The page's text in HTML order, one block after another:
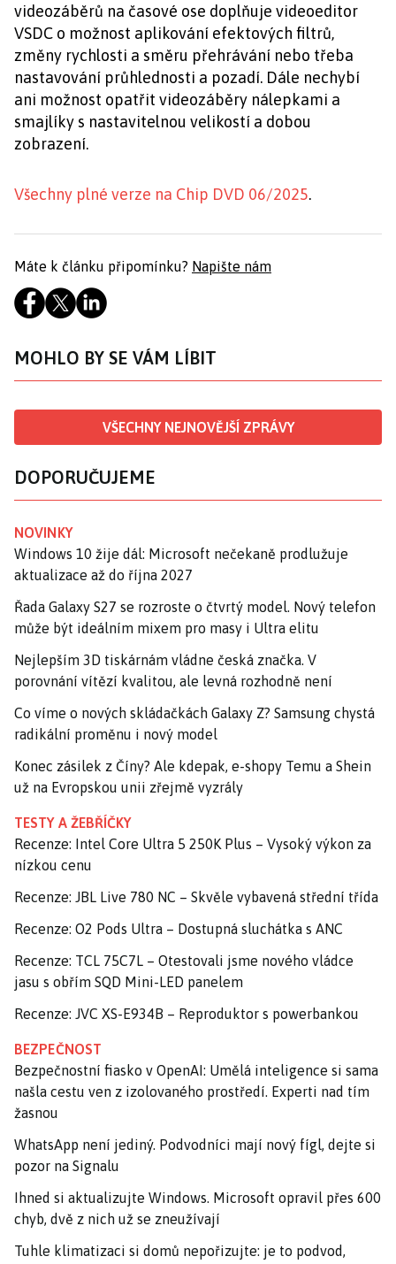
videozáběrů na časové ose doplňuje videoeditor
VSDC o možnost aplikování efektových filtrů,
změny rychlosti a směru přehrávání nebo třeba
nastavování průhlednosti a pozadí. Dále nechybí
ani možnost opatřit videozáběry nálepkami a
smajlíky s nastavitelnou velikostí a dobou
zobrazení.
Všechny plné verze na Chip DVD 06/2025.
Máte k článku připomínku? Napište nám
MOHLO BY SE VÁM LÍBIT
VŠECHNY NEJNOVĚJŠÍ ZPRÁVY
DOPORUČUJEME
NOVINKY
Windows 10 žije dál: Microsoft nečekaně prodlužuje
aktualizace až do října 2027
Řada Galaxy S27 se rozroste o čtvrtý model. Nový telefon
může být ideálním mixem pro masy i Ultra elitu
Nejlepším 3D tiskárnám vládne česká značka. V
porovnání vítězí kvalitou, ale levná rozhodně není
Co víme o nových skládačkách Galaxy Z? Samsung chystá
radikální proměnu i nový model
Konec zásilek z Číny? Ale kdepak, e-shopy Temu a Shein
už na Evropskou unii zřejmě vyzrály
TESTY A ŽEBŘÍČKY
Recenze: Intel Core Ultra 5 250K Plus – Vysoký výkon za
nízkou cenu
Recenze: JBL Live 780 NC – Skvěle vybavená střední třída
Recenze: O2 Pods Ultra – Dostupná sluchátka s ANC
Recenze: TCL 75C7L – Otestovali jsme nového vládce
jasu s obřím SQD Mini-LED panelem
Recenze: JVC XS-E934B – Reproduktor s powerbankou
BEZPEČNOST
Bezpečnostní fiasko v OpenAI: Umělá inteligence si sama
našla cestu ven z izolovaného prostředí. Experti nad tím
žasnou
WhatsApp není jediný. Podvodníci mají nový fígl, dejte si
pozor na Signalu
Ihned si aktualizujte Windows. Microsoft opravil přes 600
chyb, dvě z nich už se zneužívají
Tuhle klimatizaci si domů nepořizujte: je to podvod,